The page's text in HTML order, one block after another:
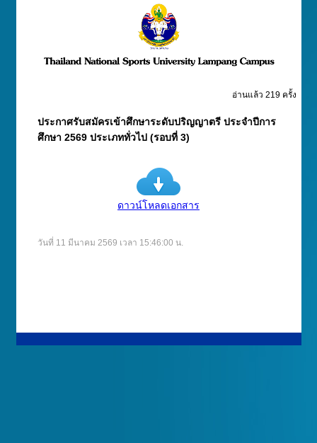
อ่านแล้ว 219 ครั้ง
ประกาศรับสมัครเข้าศึกษาระดับปริญญาตรี ประจำปีการ
ศึกษา 2569 ประเภททั่วไป (รอบที่ 3)
ดาวน์โหลดเอกสาร
วันที่ 11 มีนาคม 2569 เวลา 15:46:00 น.